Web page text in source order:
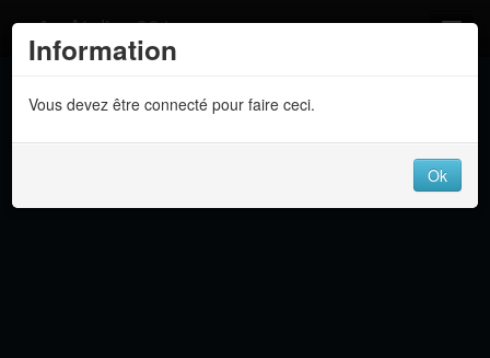
Information
Vous devez être connecté pour faire ceci.
Ok
Atelier 801
Dev Tracker
Langue